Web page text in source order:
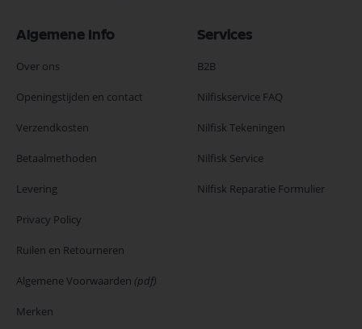
Algemene Info
Over ons
Openingstijden en contact
Verzendkosten
Betaalmethoden
Levering
Privacy Policy
Ruilen en Retourneren
Algemene Voorwaarden (pdf)
Merken
Services
B2B
Nilfiskservice FAQ
Nilfisk Tekeningen
Nilfisk Service
Nilfisk Reparatie Formulier